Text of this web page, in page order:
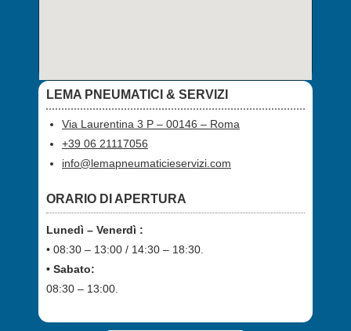
LEMA PNEUMATICI & SERVIZI
Via Laurentina 3 P – 00146 – Roma
+39 06 21117056
info@lemapneumaticieservizi.com
ORARIO DI APERTURA
Lunedì – Venerdì :
• 08:30 – 13:00 / 14:30 – 18:30.
• Sabato:
08:30 – 13:00.